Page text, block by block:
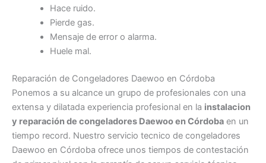
Hace ruido.
Pierde gas.
Mensaje de error o alarma.
Huele mal.
Reparación de Congeladores Daewoo en Córdoba
Ponemos a su alcance un grupo de profesionales con una
extensa y dilatada experiencia profesional en la instalacion
y reparación de congeladores Daewoo en Córdoba en un
tiempo record. Nuestro servicio tecnico de congeladores
Daewoo en Córdoba ofrece unos tiempos de contestación